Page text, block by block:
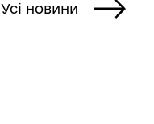
Усі новини